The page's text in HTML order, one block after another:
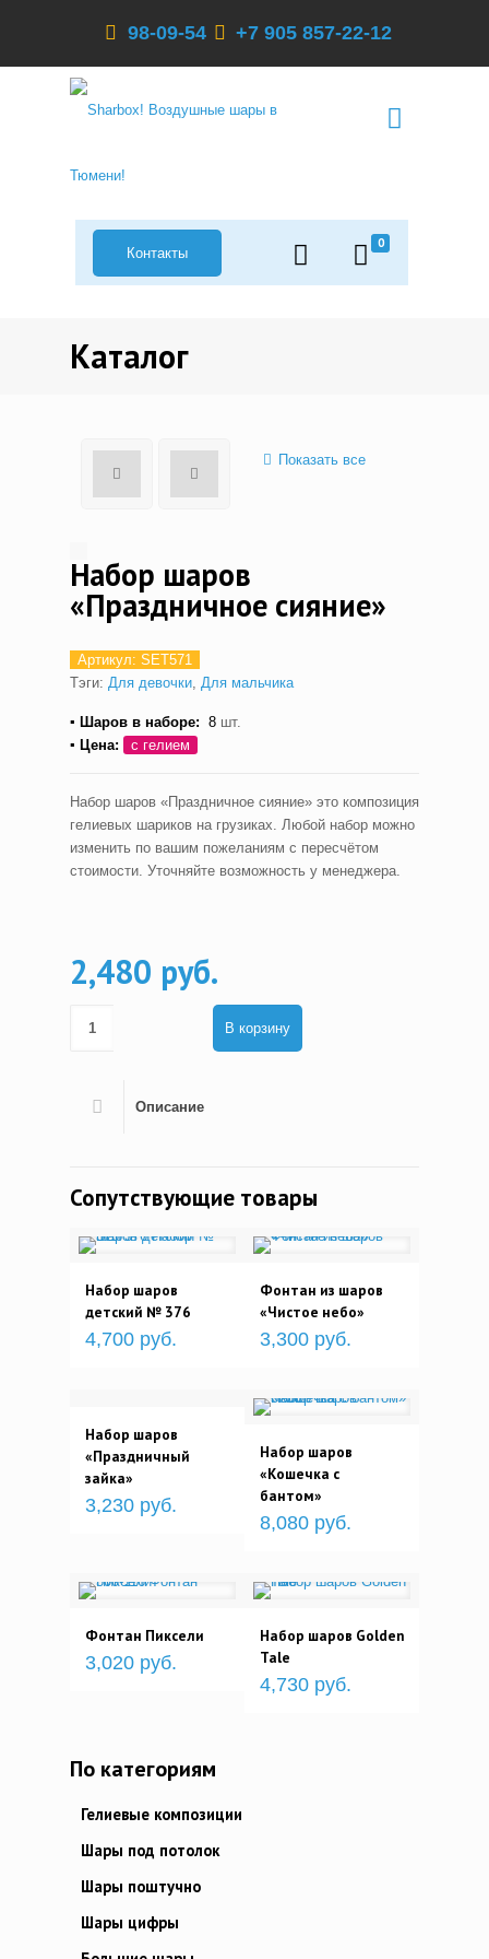
98-09-54 +7 905 857-22-12
0
Контакты
Каталог
Показать все
Набор шаров
«Праздничное сияние»
Артикул: SET571
Тэги: Для девочки, Для мальчика
▪ Шаров в наборе: 8 шт.
▪ Цена:
с гелием
Набор шаров «Праздничное сияние» это композиция
гелиевых шариков на грузиках. Любой набор можно
изменить по вашим пожеланиям с пересчётом
стоимости. Уточняйте возможность у менеджера.
2,480 руб.
В корзину
Описание
Сопутствующие товары
Набор шаров
детский № 376
4,700 руб.
Фонтан из шаров
«Чистое небо»
3,300 руб.
Набор шаров
«Праздничный
зайка»
3,230 руб.
Набор шаров
«Кошечка с
бантом»
8,080 руб.
Фонтан Пиксели
3,020 руб.
Набор шаров Golden
Tale
4,730 руб.
По категориям
Гелиевые композиции
Шары под потолок
Шары поштучно
Шары цифры